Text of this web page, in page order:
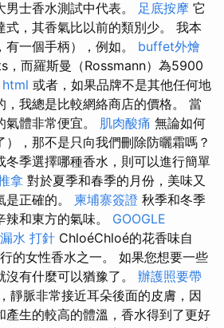
士香水測試中代表。 足底按摩 它
式，其香氣比以前的類別少。 我本
一個手柄），例如。 buffet外燴
而羅斯曼（Rossmann）為5900
html 或者，如果品牌不是其他任何地
，我總是比較網絡商店的價格。 當
體非常便宜。 肌肉酸痛 無論如何
），那不是只向我們刪除防曬霜嗎？
冬季選擇哪種香水，則可以進行簡單
拿 對於夏季和春季的月份，美味又
正確的。 柬埔寨簽證 秋季和冬季
和東方的氣味。 GOOGLE
漏水 打針 ChloéChloé的花香味自
的女性香水之一。 如果您想要一些
有什麼可以猶豫了。 辦護照要帶
靜脈非常接近耳朵後面的皮膚，因
產生的較高的體溫，香水得到了更好